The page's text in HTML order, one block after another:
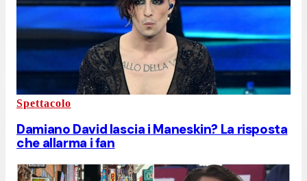
Spettacolo
Damiano David lascia i Maneskin? La risposta
che allarma i fan